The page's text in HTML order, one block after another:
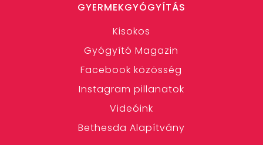
GYERMEKGYÓGYÍTÁS
Kisokos
Gyógyító Magazin
Facebook közösség
Instagram pillanatok
Videóink
Bethesda Alapítvány